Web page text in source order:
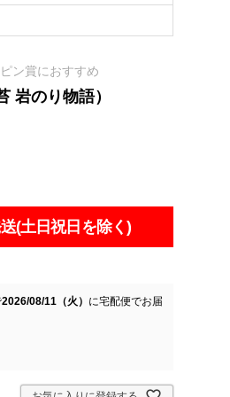
ン賞におすすめ
岩のり物語）
(土日祝日を除く)
2026/08/11（火） に宅配便でお届